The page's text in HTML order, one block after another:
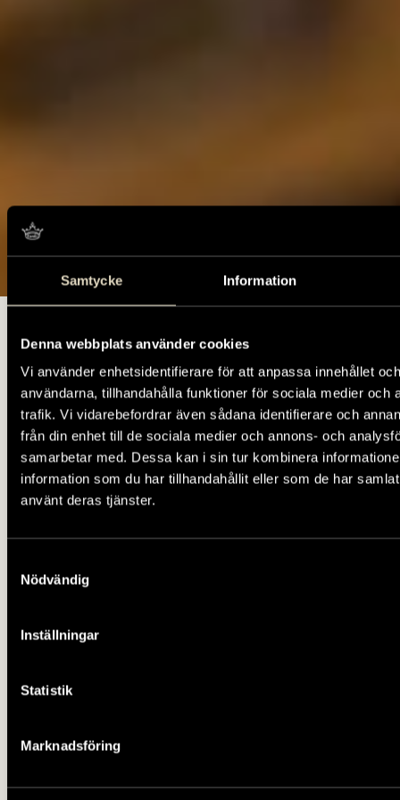
Samtycke Information
Denna webbplats använder cookies
Vi använder enhetsidentifierare för att anpassa innehållet
användarna, tillhandahålla funktioner för sociala medier och
trafik. Vi vidarebefordrar även sådana identifierare och
från din enhet till de sociala medier och annons- och
samarbetar med. Dessa kan i sin tur kombinera
information som du har tillhandahållit eller som de har
använt deras tjänster.
Nödvändig
Inställningar
Statistik
Marknadsföring
Foto: Jonathan Elbaz, Tumba bruksmuseum/SHM (CC BY).
Spruthuset –
brandstationen
I utställningen finns vår brandbil
tillsammans med andra spännande
slangar och hjälmar, och lär dig vad
i sin lur.
S
1957 var detta även huvudstation för